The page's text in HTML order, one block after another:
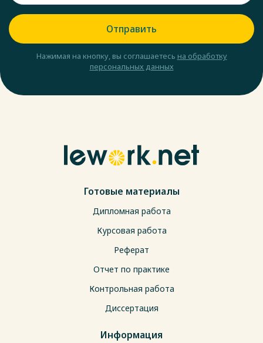
Отправить
Нажимая на кнопку, вы соглашаетесь на обработку
персональных данных
Готовые материалы
Дипломная работа
Курсовая работа
Реферат
Отчет по практике
Контрольная работа
Диссертация
Информация